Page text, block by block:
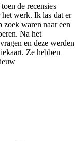
de recensies
het werk. Ik las dat er
zoek waren naar een
Na het
en deze werden
Ze hebben